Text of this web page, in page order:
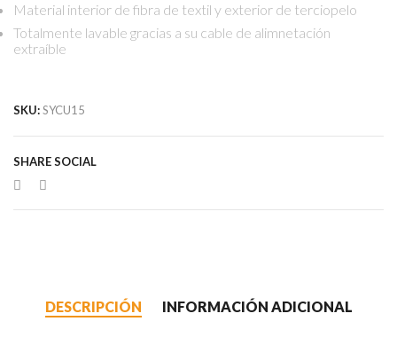
Material interior de fibra de textil y exterior de terciopelo
Totalmente lavable gracias a su cable de alimnetación
extraíble
SKU:SYCU15
SHARE SOCIAL
DESCRIPCIÓN INFORMACIÓN ADICIONAL